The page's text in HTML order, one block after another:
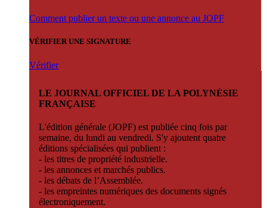
Comment publier un texte ou une annonce au JOPF
VÉRIFIER UNE SIGNATURE
Vérifier
LE JOURNAL OFFICIEL DE LA POLYNÉSIE
FRANÇAISE
L'édition générale (JOPF) est publiée cinq fois par
semaine, du lundi au vendredi. S'y ajoutent quatre
éditions spécialisées qui publient :
- les titres de propriété industrielle.
- les annonces et marchés publics.
- les débats de l’Assemblée.
- les empreintes numériques des documents signés
électroniquement.